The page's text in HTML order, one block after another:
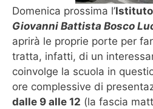
Domenica prossima l’
Giovanni Battista Bosco
aprirà le proprie porte per
tratta, infatti, di un
coinvolge la scuola in
ore complessive di
dalle 9 alle 12 (la fascia